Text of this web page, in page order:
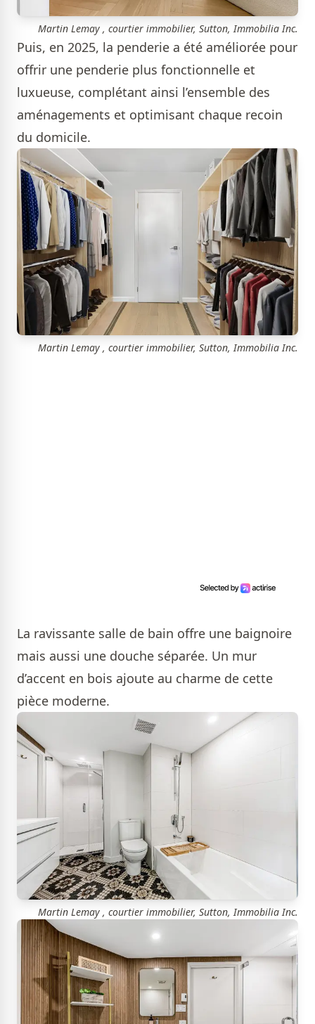
Martin Lemay , courtier immobilier, Sutton, Immobilia Inc.
Puis, en 2025, la penderie a été améliorée pour
offrir une penderie plus fonctionnelle et
luxueuse, complétant ainsi l’ensemble des
aménagements et optimisant chaque recoin
du domicile.
Martin Lemay , courtier immobilier, Sutton, Immobilia Inc.
La ravissante salle de bain offre une baignoire
mais aussi une douche séparée. Un mur
d’accent en bois ajoute au charme de cette
pièce moderne.
Martin Lemay , courtier immobilier, Sutton, Immobilia Inc.